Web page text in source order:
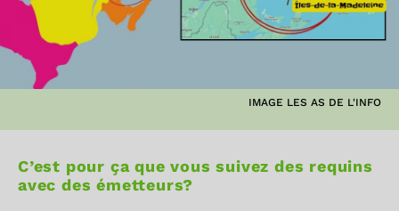
IMAGE LES AS DE L'INFO
C’est pour ça que vous suivez des requins
avec des émetteurs?